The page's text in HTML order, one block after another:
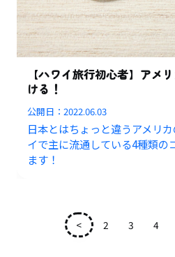
【ハワイ旅行初心者】アメ
ける！
公開日：2022.06.03
日本とはちょっと違うアメリ
イで主に流通している4種類の
ます！
< 2 3 4